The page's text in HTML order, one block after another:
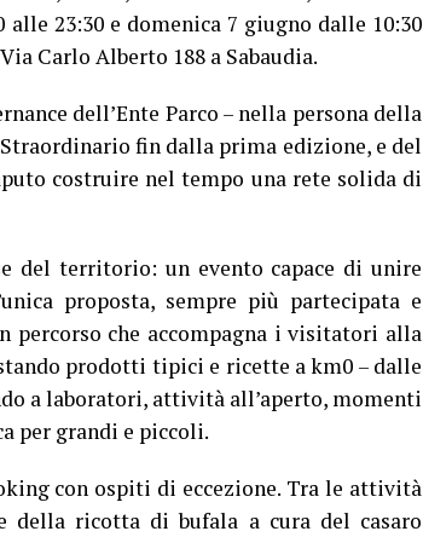
23:30 e domenica 7 giugno dalle 10:30
Carlo Alberto 188 a Sabaudia.
dell’Ente Parco – nella persona della
fin dalla prima edizione, e del
costruire nel tempo una rete solida di
del territorio: un evento capace di unire
proposta, sempre più partecipata e
percorso che accompagna i visitatori alla
prodotti tipici e ricette a km0 – dalle
a laboratori, attività all’aperto, momenti
per grandi e piccoli.
con ospiti di eccezione. Tra le attività
della ricotta di bufala a cura del casaro